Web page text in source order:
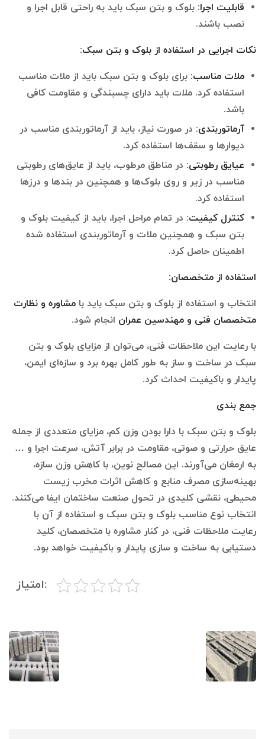
قابلیت اجرا: بلوک و بتن سبک باید به راحتی قابل اجرا و
نصب باشند.
نکات اجرایی در استفاده از بلوک و بتن سبک:
ملات مناسب: برای بلوک و بتن سبک باید از ملات مناسب
استفاده کرد. ملات باید دارای چسبندگی و مقاومت کافی
باشد.
آرماتوربندی: در صورت نیاز، باید از آرماتوربندی مناسب در
دیوارها و سقف‌ها استفاده کرد.
عیایق رطوبتی: در مناطق مرطوب، باید از عایق‌های رطوبتی
مناسب در زیر و روی بلوک‌ها و همچنین در بندها و درزها
استفاده کرد.
کنترل کیفیت: در تمام مراحل اجرا، باید از کیفیت بلوک و
بتن سبک و همچنین ملات و آرماتوربندی استفاده شده
اطمینان حاصل کرد.
استفاده از متخصصان:
انتخاب و استفاده از بلوک و بتن سبک باید با مشاوره و نظارت
متخصصان فنی و مهندسین عمران انجام شود.
با رعایت این ملاحظات فنی، می‌توان از مزایای بلوک و بتن
سبک در ساخت و ساز به طور کامل بهره برد و سازه‌ای ایمن،
پایدار و باکیفیت احداث کرد.
جمع بندی
بلوک و بتن سبک با دارا بودن وزن کم، مزایای متعددی از جمله
عایق حرارتی و صوتی، مقاومت در برابر آتش، سرعت اجرا و …
به ارمغان می‌آورند. این مصالح نوین، با کاهش وزن سازه،
بهینه‌سازی مصرف منابع و کاهش اثرات مخرب زیست
محیطی، نقشی کلیدی در تحول صنعت ساختمان ایفا می‌کنند.
انتخاب نوع مناسب بلوک و بتن سبک و استفاده از آن با
رعایت ملاحظات فنی، در کنار مشاوره با متخصصان، کلید
دستیابی به ساخت و سازی پایدار و باکیفیت خواهد بود.
:امتیاز